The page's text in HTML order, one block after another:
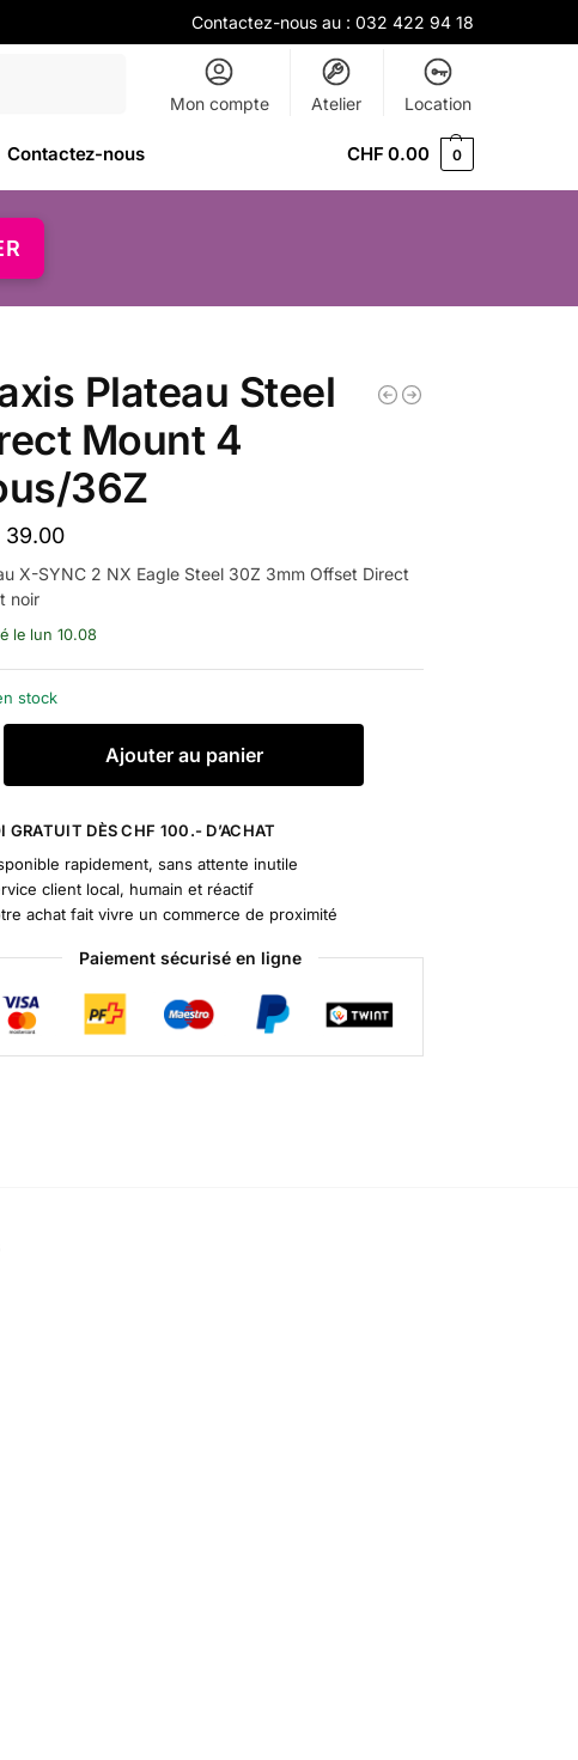
Contactez-nous au : 032 422 94 18
Mon compte Atelier Location
Contactez-nous CHF 0.00 0
Plateau Steel
Mount 4
36Z
39.00
X-SYNC 2 NX Eagle Steel 30Z 3mm Offset Direct
noir
le lun 10.08
stock
Ajouter au panier
v
e
:
GRATUIT DÈS CHF 100.- D’ACHAT
rapidement, sans attente inutile
client local, humain et réactif
achat fait vivre un commerce de proximité
Paiement sécurisé en ligne